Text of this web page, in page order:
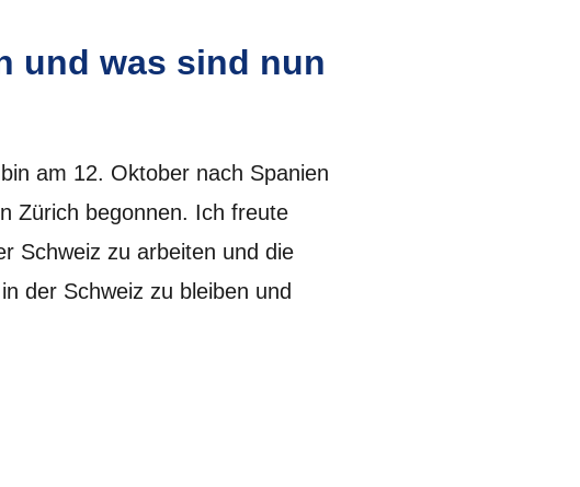
und was sind nun
am 12. Oktober nach Spanien
Zürich begonnen. Ich freute
Schweiz zu arbeiten und die
der Schweiz zu bleiben und